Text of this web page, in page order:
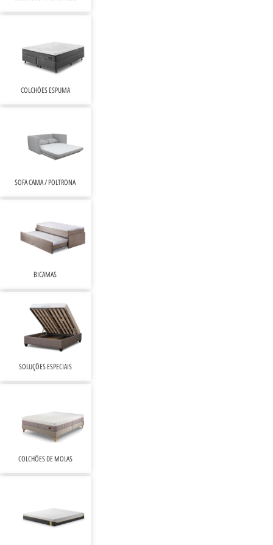
COLCHÕES DE MOLAS
SOLUÇÕES ESPECIAIS
BICAMAS
SOFÁ CAMA / POLTRONA
COLCHÕES ESPUMA